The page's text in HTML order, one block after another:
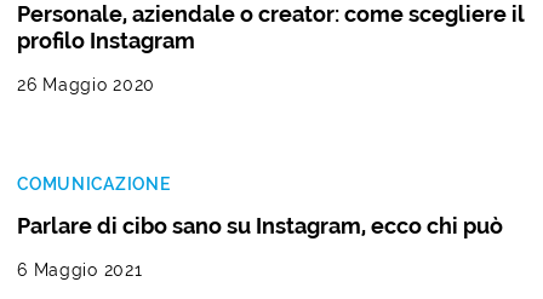
Personale, aziendale o creator: come scegliere il
profilo Instagram
26 Maggio 2020
COMUNICAZIONE
Parlare di cibo sano su Instagram, ecco chi può
6 Maggio 2021